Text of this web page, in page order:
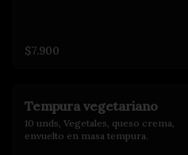
$7.900
Tempura vegetariano
10 unds, Vegetales, queso crema,
envuelto en masa tempura.